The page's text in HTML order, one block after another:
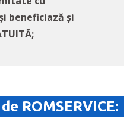
beneficiază și
ROMSERVICE: